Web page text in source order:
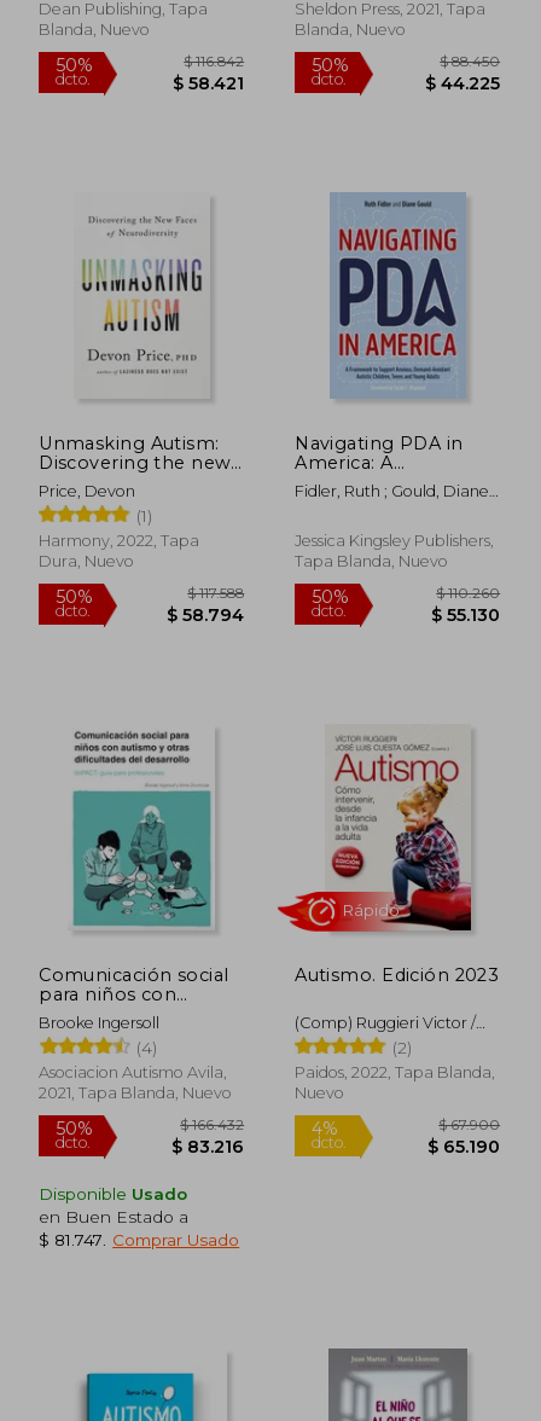
Dean Publishing, Tapa
Blanda, Nuevo
50%
Sheldon Press, 2021, Tapa
Blanda, Nuevo
50%
dcto.
Unmasking Autism:
Discovering the new
Faces of
Neurodiversity (en
Inglés)
Price, Devon
(1)
Harmony, 2022, Tapa
Dura, Nuevo
50%
dcto. $ 58.794
Navigating PDA in
America: A
Framework to
Support Anxious,
Autistic Children,
Teens and Young
Fidler, Ruth ; Gould, Diane ;
Jessica Kingsley Publishers,
Tapa Blanda, Nuevo
50%
dcto.
Comunicación social
para niños con
autismo y otras
dificultades del
desarrollo: ImPACT
para profesionales
Brooke Ingersoll
(4)
Asociacion Autismo Avila,
2021, Tapa Blanda, Nuevo
Disponible Usado
en Buen Estado a
$ 81.747
Comprar Usado
Autismo. Edición 2023
(Comp) Ruggieri Victor /
Cuesta Comez Jose Luis
(2)
Paidos, 2022, Tapa Blanda,
Nuevo